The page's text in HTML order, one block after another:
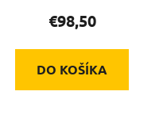
€98,50
DO KOŠÍKA